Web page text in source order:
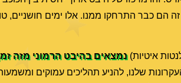
הם כבר התרחקו ממנו. אלו ימים חושניים,
איטיות)נמצאים בהיבט הרמוני מזה
שלנו, להניע תהליכים עמוקים